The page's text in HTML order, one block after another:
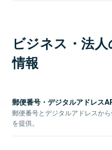
ビジネス・法
情報
郵便番号・デジタルアドレス
郵便番号とデジタルアドレスか
を提供。